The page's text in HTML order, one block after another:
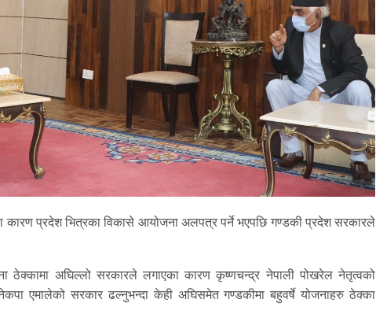
कारण प्रदेश भित्रका विकासे आयोजना अलपत्र पर्ने भएपछि गण्डकी प्रदेश सरकारले
ठेक्कामा अघिल्लो सरकारले लगाएका कारण कृष्णचन्द्र नेपाली पोखरेल नेतृत्वको
एमालेको सरकार ढल्नुभन्दा केही अघिसमेत गण्डकीमा बहुवर्षे योजनाहरु ठेक्का